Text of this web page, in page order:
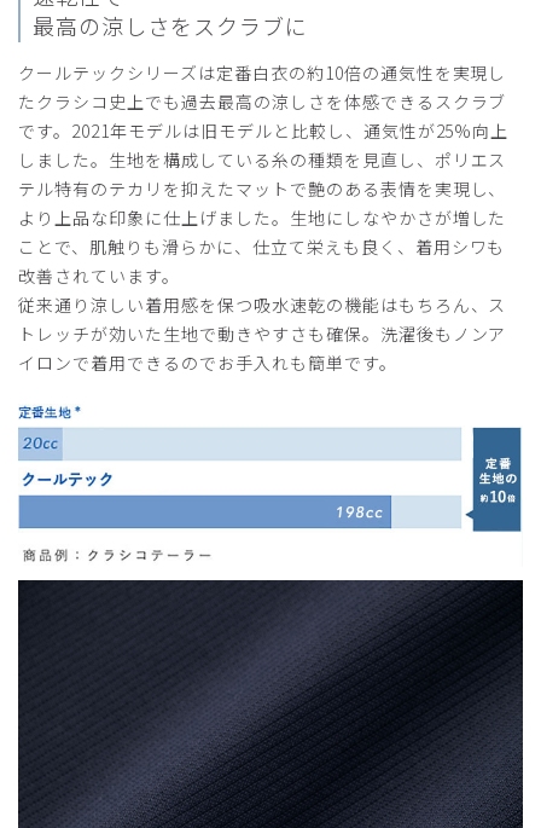
最高の涼しさをスクラブに
クールテックシリーズは定番白衣の約10倍の通気性を実現し
たクラシコ史上でも過去最高の涼しさを体感できるスクラブ
です。2021年モデルは旧モデルと比較し、通気性が25%向上
しました。生地を構成している糸の種類を見直し、ポリエス
テル特有のテカリを抑えたマットで艶のある表情を実現し、
より上品な印象に仕上げました。生地にしなやかさが増した
ことで、肌触りも滑らかに、仕立て栄えも良く、着用シワも
改善されています。
従来通り涼しい着用感を保つ吸水速乾の機能はもちろん、ス
トレッチが効いた生地で動きやすさも確保。洗濯後もノンア
イロンで着用できるのでお手入れも簡単です。